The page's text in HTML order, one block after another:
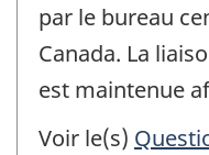
par le bureau
Canada. La
est maintenue
Voir le(s)